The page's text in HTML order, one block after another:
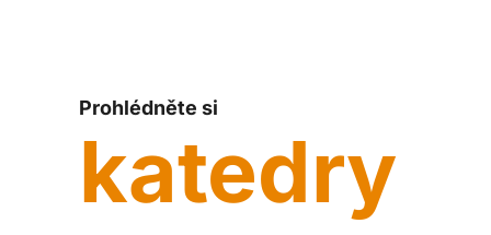
Prohlédněte si
katedry